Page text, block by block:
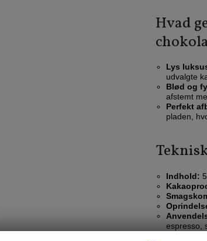
Hvad
Lys
udvalgte
Blød og
afstemt
Perfekt
pladen,
Indhold:
espresso,
element i